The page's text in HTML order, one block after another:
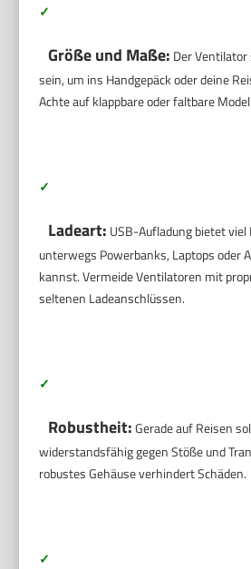
✓
Größe und Maße: Der
sein, um ins Handgepäck oder deine
Achte auf klappbare oder faltbare
✓
Ladeart: USB-Aufladung bietet viel
unterwegs Powerbanks, Laptops oder
kannst. Vermeide Ventilatoren mit
seltenen Ladeanschlüssen.
✓
Robustheit:Gerade auf Reisen
widerstandsfähig gegen Stöße und
robustes Gehäuse verhindert Schäden.
✓